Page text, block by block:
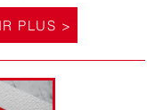
PLUS >